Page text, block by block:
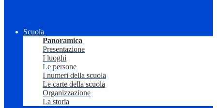
Scuola
Panoramica
Presentazione
I luoghi
Le persone
I numeri della scuola
Le carte della scuola
Organizzazione
La storia